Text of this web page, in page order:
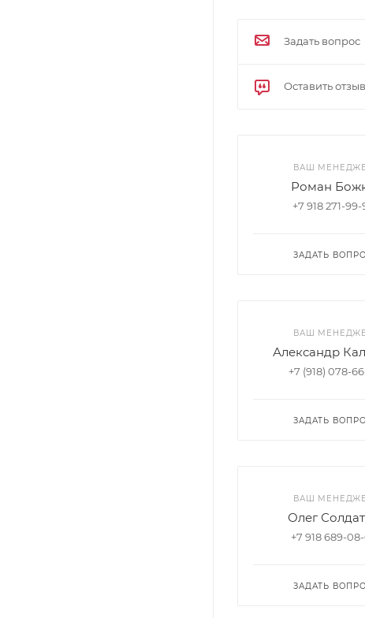
Задать вопрос
Оставить отзыв
ВАШ
Роман
+7 918 271-
ЗАДАТЬ
ВАШ
Александр
+7 (918) 078-
ЗАДАТЬ
ВАШ
Олег
+7 918 689-
ЗАДАТЬ